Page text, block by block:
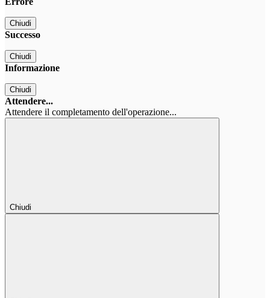
Chiudi
Successo
Chiudi
Informazione
Chiudi
Attendere...
Attendere il completamento dell'operazione...
Chiudi